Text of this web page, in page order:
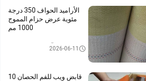
الأراميد الحواف 350 درجة
مئوية عرض حزام المموج
1000 مم
آلة الكرتون المموج2026-06-11
قابض ويب للفم الحصان 10